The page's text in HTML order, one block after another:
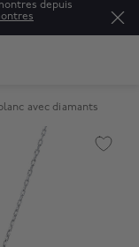
depuis
avec diamants